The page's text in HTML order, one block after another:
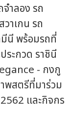
ลอง รถ
าเกน รถ
มีนี พร้อมรถที่
ระกวด ราชินี
- กงกู
พสตรีที่มาร่วม
และกิจกร